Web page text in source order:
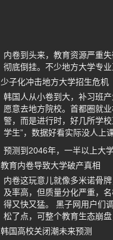
内卷到头来，教育资源严重
彻底倒挂。不少地方大学专
少子化冲击地方大学招生危机
韩国人从小卷到大，补习班
愿意去地方院校。首都圈就
警，而是进行时，好几所学
学生”，数据好看实际没人上
预测到2046年，一半以上大
教育内卷导致大学破产真相
内卷这玩意儿就像多米诺骨
及率高，但质量分化严重，
得又快又猛。 黑子网用户们
松了点，可整个教育生态崩
韩国高校关闭潮未来预测